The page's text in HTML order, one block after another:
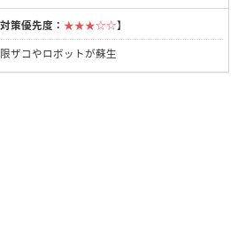
対策優先度： ★★★☆☆】
ザコやロボットが蘇生